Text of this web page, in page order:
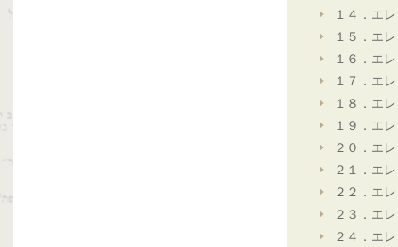
１４．エ
１５．エ
１６．エ
１７．エ
１８．エ
１９．エ
２０．エ
２１．エ
２２．エ
２３．エ
２４．エ